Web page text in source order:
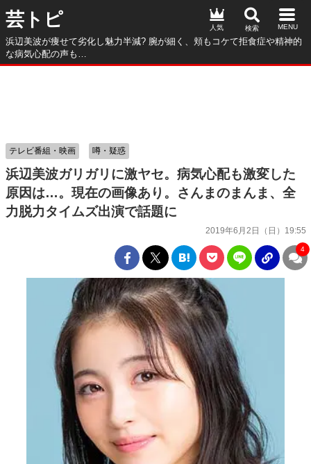
芸トピ
浜辺美波が痩せて劣化し魅力半減? 腕が細く、頬もコケて拒食症や精神的
な病気心配の声も…
人気
浜辺美波ガリガリに激ヤセ。病気心配も激変した
原因は…。現在の画像あり。さんまのまんま、全
力脱力タイムズ出演で話題に
2019年6月2日（日）19:55
テレビ番組・映画 噂・疑惑
4